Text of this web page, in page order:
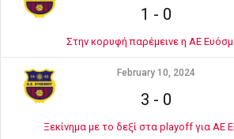
1 - 0
Στην κορυφή παρέμεινε η ΑΕ
February 10, 2024
3 - 0
Ξεκίνημα με το δεξί στα playoff για ΑΕ